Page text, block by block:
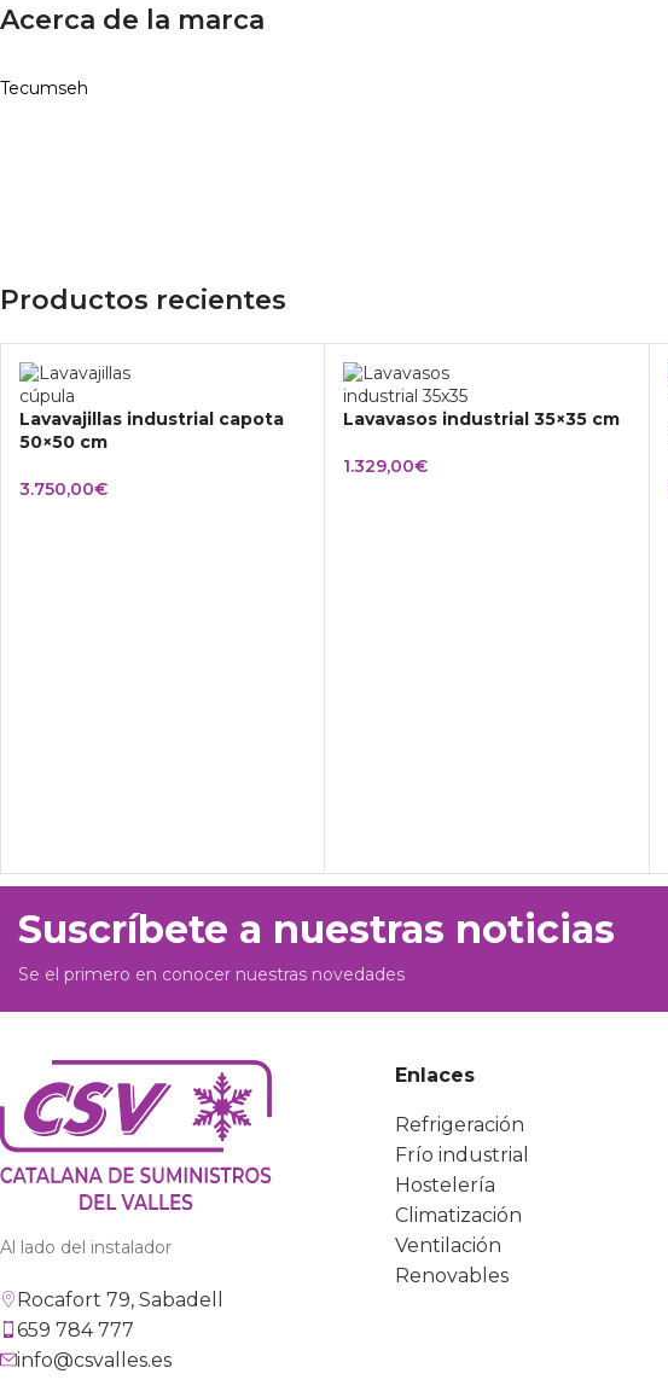
Acerca de la marca
Tecumseh
Productos recientes
Lavavajillas industrial capota
50×50 cm
3.750,00€
Lavavasos industrial 35×35 cm
1.329,00€
Suscríbete a nuestras noticias
Se el primero en conocer nuestras novedades
Al lado del instalador
Rocafort 79, Sabadell
659 784 777
info@csvalles.es
Enlaces
Refrigeración
Frío industrial
Hostelería
Climatización
Ventilación
Renovables